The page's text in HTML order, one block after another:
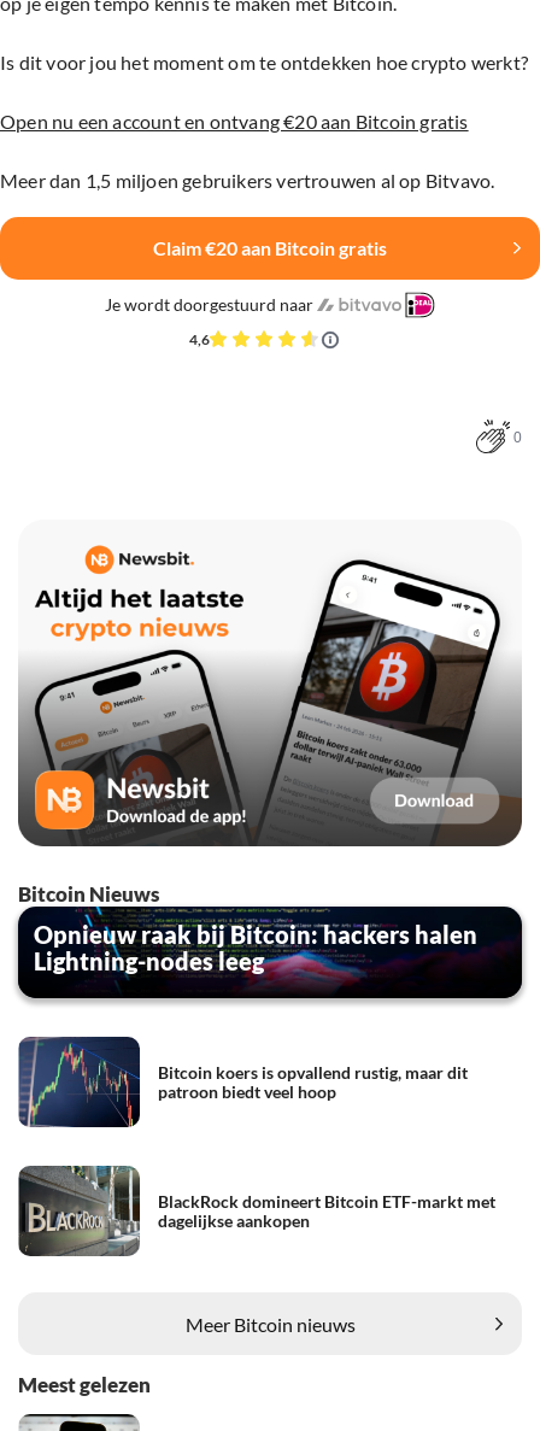
Is dit voor jou het moment om te ontdekken hoe crypto werkt?
Open nu een account en ontvang €20 aan Bitcoin gratis
Meer dan 1,5 miljoen gebruikers vertrouwen al op Bitvavo.
Claim €20 aan Bitcoin gratis
Je wordt doorgestuurd naar
4,6
0
Bitcoin Nieuws
Opnieuw raak bij Bitcoin: hackers halen
Lightning-nodes leeg
Bitcoin koers is opvallend rustig, maar dit
patroon biedt veel hoop
BlackRock domineert Bitcoin ETF-markt met
dagelijkse aankopen
Meer Bitcoin nieuws
Meest gelezen